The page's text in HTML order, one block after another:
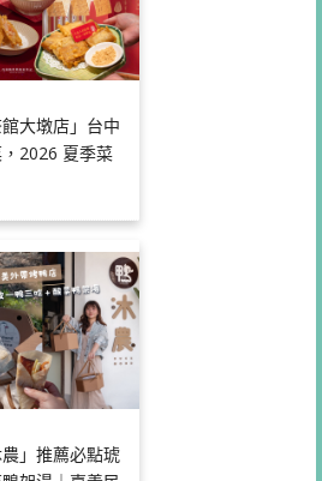
大墩店」台中
2026 夏季菜
」推薦必點琥